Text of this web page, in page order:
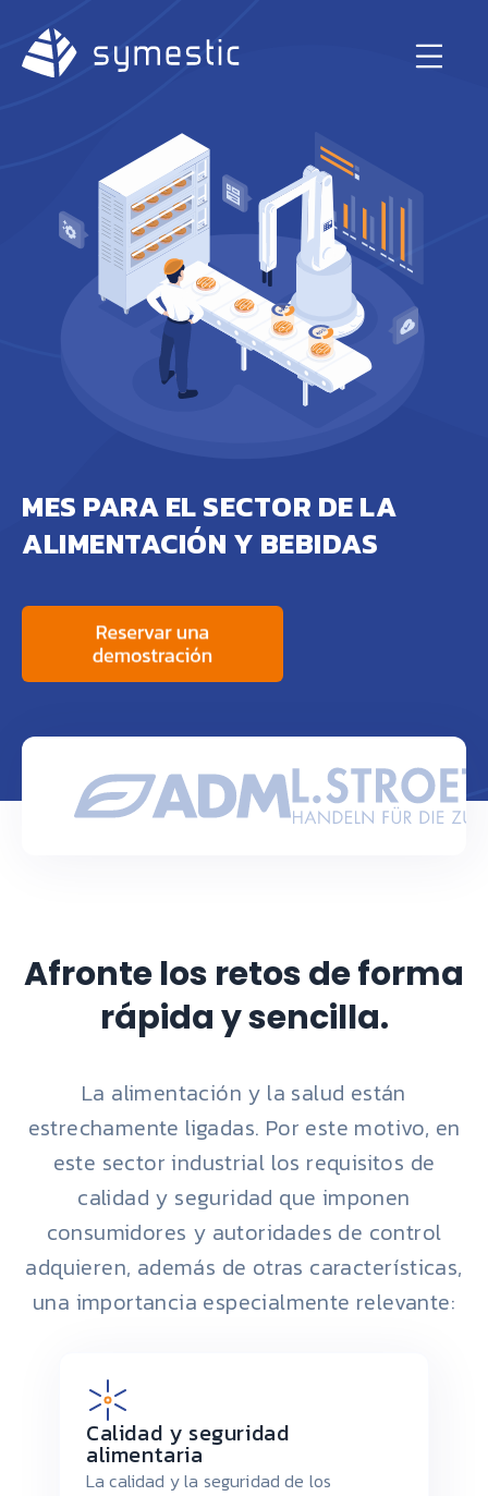
MES PARA EL SECTOR DE LA
ALIMENTACIÓN Y BEBIDAS
Afronte los retos de forma
rápida y sencilla.
La alimentación y la salud están
estrechamente ligadas. Por este motivo, en
este sector industrial los requisitos de
calidad y seguridad que imponen
consumidores y autoridades de control
adquieren, además de otras características,
una importancia especialmente relevante:
Calidad y seguridad
alimentaria
La calidad y la seguridad de los